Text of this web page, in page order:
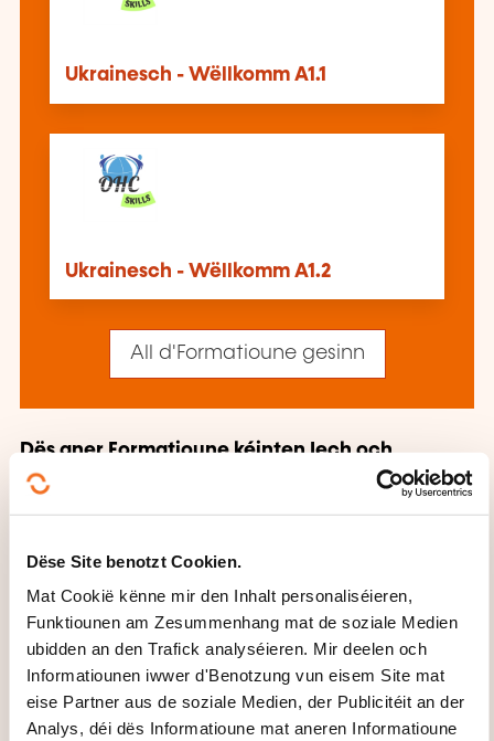
Dëse Site benotzt Cookien.
Mat Cookië kënne mir den Inhalt personaliséieren,
Funktiounen am Zesummenhang mat de soziale Medien
ubidden an den Trafick analyséieren. Mir deelen och
Informatiounen iwwer d'Benotzung vun eisem Site mat
eise Partner aus de soziale Medien, der Publicitéit an der
Analys, déi dës Informatioune mat aneren Informatioune
Ukrainesch - Wëllkomm A1.1
Ukrainesch - Wëllkomm A1.2
All d'Formatioune gesinn
Dës aner Formatioune kéinten Iech och
interesséieren:
Afrikanesch Sprooch
Al Sprooch
Chinesesch
Däitsch
Däitsch Handelssprooch
Däitsch Technik
Däitsch Tourismus
Dänesch
Englesch
Englesch am Alldag
Englesch
Handelssprooch
Englesch Sekretariat
Englesch Technik
Englesch Tourismus
Esperanto
Finnesch Franséisch
Franséisch